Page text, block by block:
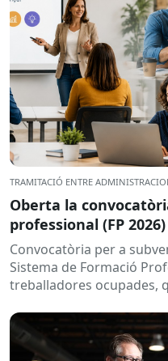
TRAMITACIÓ ENTRE
Oberta la
professional (FP
treballadores
Convocatòria per a
Sistema de Formació
treballadores ocupades,